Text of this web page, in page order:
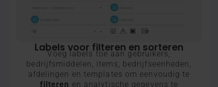
Labels voor filteren en sorteren​
Voeg labels toe aan gebruikers,
bedrijfsmiddelen, items, bedrijfseenheden,
afdelingen en templates om eenvoudig te
filteren en analytische gegevens te